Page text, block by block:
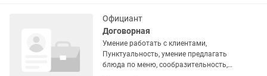
Официант
Договорная
Умение работать с клиентами,
Пунктуальность, умение предлагать
блюда по меню, сообразительность,